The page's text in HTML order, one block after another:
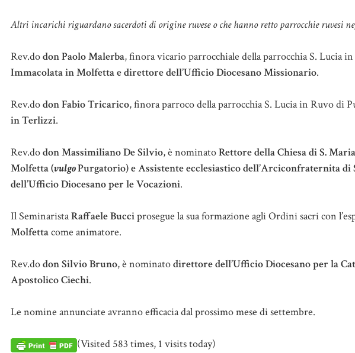
Altri incarichi riguardano sacerdoti di origine ruvese o che hanno retto parrocchie ruvesi
Rev.dodon Paolo Malerba, finora vicario parrocchiale della parrocchia S. Lucia
Immacolata in Molfetta e direttore dell’Ufficio Diocesano Missionario.
Rev.dodon Fabio Tricarico, finora parroco della parrocchia S. Lucia in Ruvo di
in Terlizzi.
Rev.dodon Massimiliano De Silvio, è nominatoRettore della Chiesa di S.
Molfetta (vulgoPurgatorio) e Assistente ecclesiastico dell’Arciconfraternita di
dell’Ufficio Diocesano per le Vocazioni.
Il SeminaristaRaffaele Bucciprosegue la sua formazione agli Ordini sacri con
Molfettacome animatore.
Rev.dodon Silvio Bruno, è nominatodirettore dell’Ufficio Diocesano per la
Apostolico Ciechi.
Le nomine annunciate avranno efficacia dal prossimo mese di settembre.
(Visited 583 times, 1 visits today)